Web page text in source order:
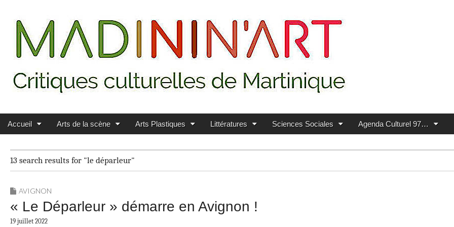
MADININ'ART
Main menu
Skip to content
Accueil Arts de la scène Arts Plastiques Littératures Sciences Sociales Agenda Culturel 97…
13 search results for "le déparleur"
AVIGNON
« Le Déparleur » démarre en Avignon !
19 juillet 2022